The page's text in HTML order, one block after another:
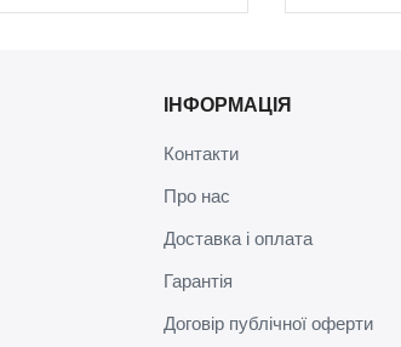
В КОШИК
ІНФОРМАЦІЯ
Контакти
Про нас
Доставка і оплата
Гарантія
Договір публічної оферти